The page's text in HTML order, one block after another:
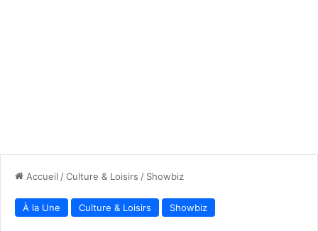
Accueil /Culture & Loisirs / Showbiz
À la Une Culture & Loisirs Showbiz